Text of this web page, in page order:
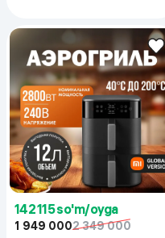
142 115 so'm/oyga
1 949 0002 349 000